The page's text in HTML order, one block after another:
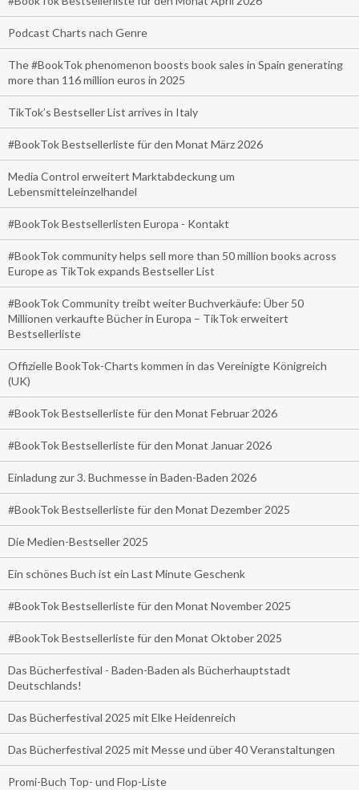
Podcast Charts nach Genre
The #BookTok phenomenon boosts book sales in Spain generating
more than 116 million euros in 2025
TikTok’s Bestseller List arrives in Italy
#BookTok Bestsellerliste für den Monat März 2026
Media Control erweitert Marktabdeckung um
Lebensmitteleinzelhandel
#BookTok Bestsellerlisten Europa - Kontakt
#BookTok community helps sell more than 50 million books across
Europe as TikTok expands Bestseller List
#BookTok Community treibt weiter Buchverkäufe: Über 50
Millionen verkaufte Bücher in Europa – TikTok erweitert
Bestsellerliste
Offizielle BookTok-Charts kommen in das Vereinigte Königreich
(UK)
#BookTok Bestsellerliste für den Monat Februar 2026
#BookTok Bestsellerliste für den Monat Januar 2026
Einladung zur 3. Buchmesse in Baden-Baden 2026
#BookTok Bestsellerliste für den Monat Dezember 2025
Die Medien-Bestseller 2025
Ein schönes Buch ist ein Last Minute Geschenk
#BookTok Bestsellerliste für den Monat November 2025
#BookTok Bestsellerliste für den Monat Oktober 2025
Das Bücherfestival - Baden-Baden als Bücherhauptstadt
Deutschlands!
Das Bücherfestival 2025 mit Elke Heidenreich
Das Bücherfestival 2025 mit Messe und über 40 Veranstaltungen
Promi-Buch Top- und Flop-Liste